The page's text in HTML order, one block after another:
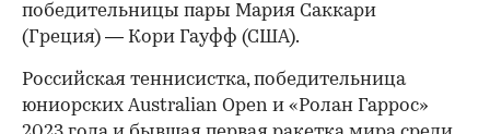
победительницы пары Мария Саккари
(Греция) — Кори Гауфф (США).
Российская теннисистка, победительница
юниорских Australian Open и «Ролан Гаррос»